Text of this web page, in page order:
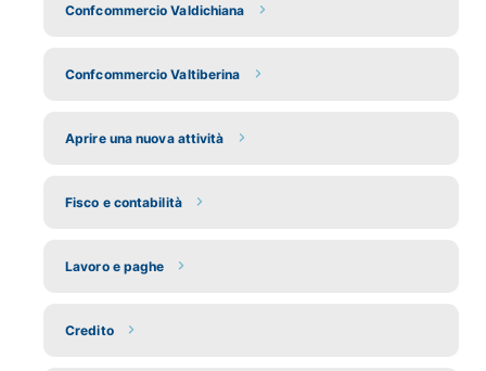
Confcommercio Valdichiana
Confcommercio Valtiberina
Aprire una nuova attività
Fisco e contabilità
Lavoro e paghe
Credito